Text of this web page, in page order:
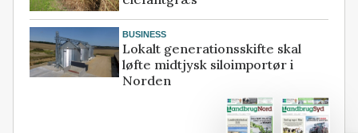
BUSINESS
Lokalt generationsskifte skal
løfte midtjysk siloimportør i
Norden